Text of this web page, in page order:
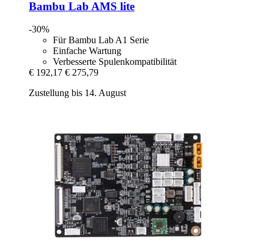
Bambu Lab AMS lite
-30%
Für Bambu Lab A1 Serie
Einfache Wartung
Verbesserte Spulenkompatibilität
€ 192,17 € 275,79
Zustellung bis 14. August